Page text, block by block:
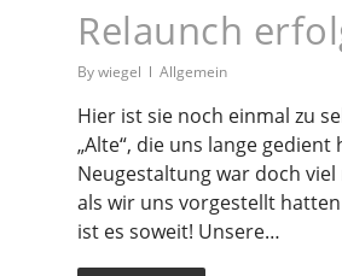
Relaunch
Bywiegel Allgemein
Hier ist sie noch einmal zu
„Alte“, die uns lange
Neugestaltung war doch
als wir uns vorgestellt
ist es soweit! Unsere…